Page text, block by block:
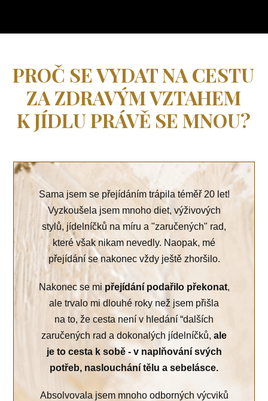
PROČ SE VYDAT NA CESTU
ZA ZDRAVÝM VZTAHEM
K JÍDLU PRÁVĚ SE MNOU?
Sama jsem se přejídáním trápila téměř 20 let!
Vyzkoušela jsem mnoho diet, výživových
stylů, jídelníčků na míru a "zaručených" rad,
které však nikam nevedly. Naopak, mé
přejídání se nakonec vždy ještě zhoršilo.
Nakonec se mi přejídání podařilo překonat,
ale trvalo mi dlouhé roky než jsem přišla
na to, že cesta není v hledání “dalších
zaručených rad a dokonalých jídelníčků, ale
je to cesta k sobě - v naplňování svých
potřeb, naslouchání tělu a sebelásce.
Absolvovala jsem mnoho odborných výcviků